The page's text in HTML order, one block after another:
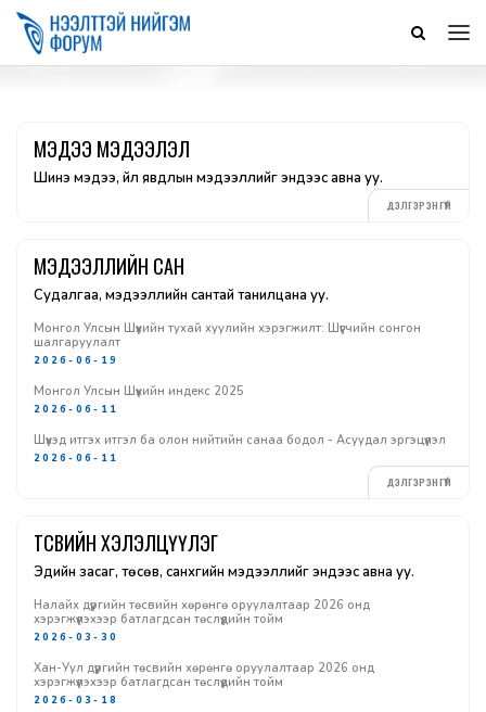
МЭДЭЭ МЭДЭЭЛЭЛ
Шинэ мэдээ, үйл явдлын мэдээллийг эндээс авна уу.
ДЭЛГЭРЭНГҮЙ
МЭДЭЭЛЛИЙН САН
Судалгаа, мэдээллийн сантай танилцана уу.
Монгол Улсын Шүүхийн тухай хуулийн хэрэгжилт: Шүүгчийн сонгон
шалгаруулалт
2026-06-19
Монгол Улсын Шүүхийн индекс 2025
2026-06-11
Шүүхэд итгэх итгэл ба олон нийтийн санаа бодол - Асуудал эргэцүүлэл
2026-06-11
ДЭЛГЭРЭНГҮЙ
ТӨСВИЙН ХЭЛЭЛЦҮҮЛЭГ
Эдийн засаг, төсөв, санхүүгийн мэдээллийг эндээс авна уу.
Налайх дүүргийн төсвийн хөрөнгө оруулалтаар 2026 онд
хэрэгжүүлэхээр батлагдсан төслүүдийн тойм
2026-03-30
Хан-Уул дүүргийн төсвийн хөрөнгө оруулалтаар 2026 онд
хэрэгжүүлэхээр батлагдсан төслүүдийн тойм
2026-03-18